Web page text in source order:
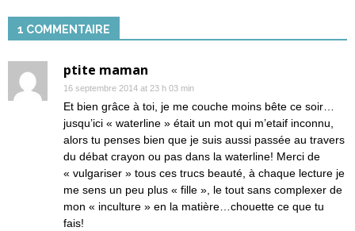
1 COMMENTAIRE
ptite maman
16 septembre 2014 at 23 h 03 min
Et bien grâce à toi, je me couche moins bête ce soir…
jusqu’ici « waterline » était un mot qui m’etaif inconnu,
alors tu penses bien que je suis aussi passée au travers
du débat crayon ou pas dans la waterline! Merci de
« vulgariser » tous ces trucs beauté, à chaque lecture je
me sens un peu plus « fille », le tout sans complexer de
mon « inculture » en la matière…chouette ce que tu
fais!